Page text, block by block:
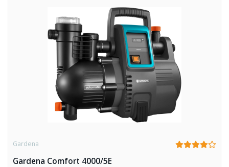
Gardena
Gardena Comfort 4000/5E